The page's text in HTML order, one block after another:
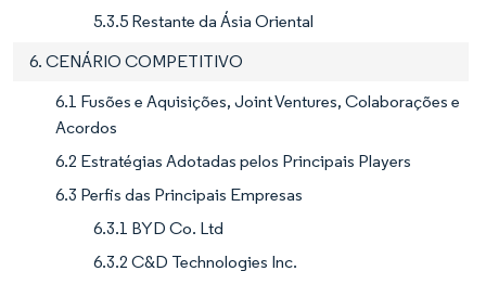
5.3.5 Restante da Ásia Oriental
6. CENÁRIO COMPETITIVO
6.1 Fusões e Aquisições, Joint Ventures, Colaborações e
Acordos
6.2 Estratégias Adotadas pelos Principais Players
6.3 Perfis das Principais Empresas
6.3.1 BYD Co. Ltd
6.3.2 C&D Technologies Inc.